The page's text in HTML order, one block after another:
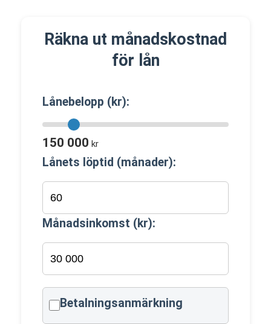
Räkna ut månadskostnad
för lån
Lånebelopp (kr):
150 000 kr
Lånets löptid (månader):
Månadsinkomst (kr):
Betalningsanmärkning